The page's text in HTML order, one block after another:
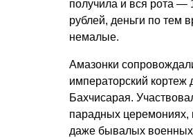
получила и вся рота —
рублей, деньги по тем
немалые.
Амазонки
императорский кортеж
Бахчисарая.
парадных церемониях,
даже бывалых